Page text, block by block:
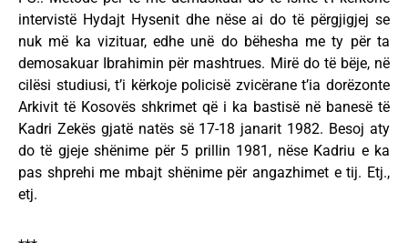
intervistë Hydajt Hysenit dhe nëse ai do të përgjigjej se
nuk më ka vizituar, edhe unë do bëhesha me ty për ta
demosakuar Ibrahimin për mashtrues. Mirë do të bëje, në
cilësi studiusi, t’i kërkoje policisë zvicërane t’ia dorëzonte
Arkivit të Kosovës shkrimet që i ka bastisë në banesë të
Kadri Zekës gjatë natës së 17-18 janarit 1982. Besoj aty
do të gjeje shënime për 5 prillin 1981, nëse Kadriu e ka
pas shprehi me mbajt shënime për angazhimet e tij. Etj.,
etj.